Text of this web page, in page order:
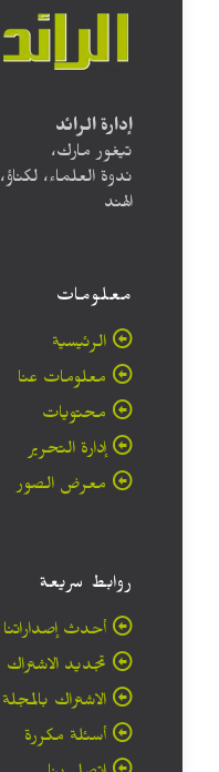
إدارة الرائد
تيغور مارك،
ندوة العلماء، لكناؤ، ۲۲٦۰۰۷
الهند
معلومات
الرئيسية
معلومات عنا
محتويات
إدارة التحرير
معرض الصور
روابط سريعة
أحدث إصداراتنا
تجديد الاشتراك
الاشتراك بالمجلة
أسئلة مكررة